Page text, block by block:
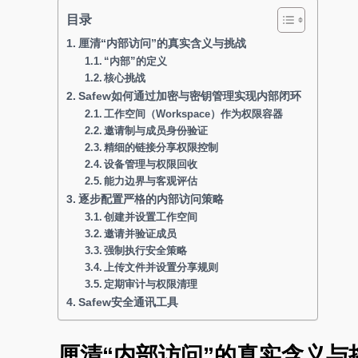
目录
厘清“内部访问”的真实含义与挑战
“内部”的定义
核心挑战
Safew如何通过加密与密钥管理实现内部闭环
工作空间（Workspace）作为权限容器
邀请制与成员身份验证
精细的链接分享权限控制
设备管理与权限回收
能力边界与客观评估
逐步配置严格的内部访问策略
创建并设置工作空间
邀请并验证成员
强制执行安全策略
上传文件并设置分享规则
定期审计与权限清理
Safew安全通讯工具